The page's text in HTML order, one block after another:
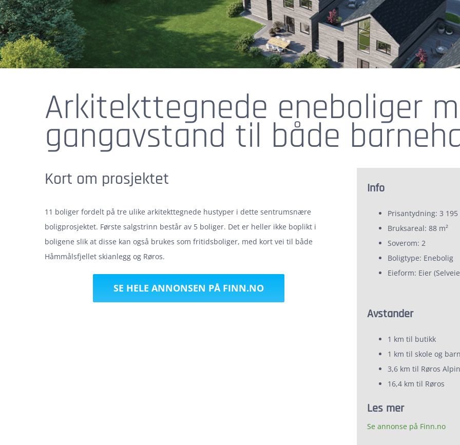
Arkitekttegnede eneboliger
gangavstand til både
Kort om prosjektet
11 boliger fordelt på tre ulike arkitekttegnede hustyper i dette sentrumsnære
boligprosjektet. Første salgstrinn består av 5 boliger. Det er heller ikke boplikt i
boligene slik at disse kan også brukes som fritidsboliger, med kort vei til både
Håmmålsfjellet skianlegg og Røros.
SE HELE ANNONSEN PÅ FINN.NO
Info
Prisantydning: 3 195
Bruksareal: 88 m²
Soverom: 2
Boligtype: Enebolig
Eieform: Eier
Avstander
1 km til butikk
1 km til skole og
3,6 km til Røros
16,4 km til Røros
Les mer
Se annonse på Finn.no